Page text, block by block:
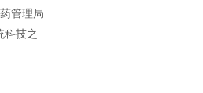
管理局
科技之